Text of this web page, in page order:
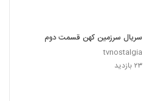
سریال سرزمین کهن قسمت دوم
tvnostalgia
۲۳ بازدید